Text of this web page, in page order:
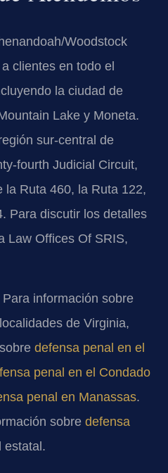
Woodstock
clientes en todo el
la ciudad de
Lake y Moneta.
sur-central de
fourth Judicial Circuit,
la Ruta 460, la Ruta 122,
Para discutir los detalles
Law Offices Of SRIS,
Para información sobre
de Virginia,
defensa penal en el
penal en el Condado
penal en Manassas.
sobre defensa
estatal.